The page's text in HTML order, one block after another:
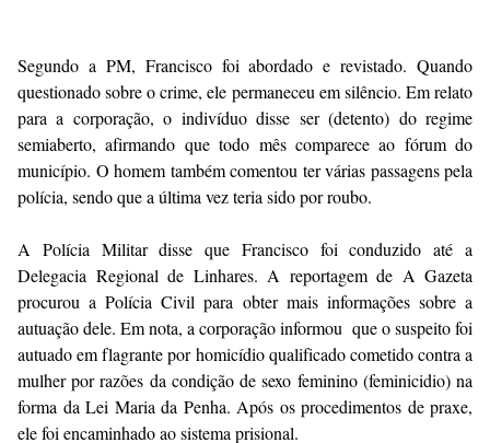
Segundo a PM, Francisco foi abordado e revistado. Quando
questionado sobre o crime, ele permaneceu em silêncio. Em relato
para a corporação, o indivíduo disse ser (detento) do regime
semiaberto, afirmando que todo mês comparece ao fórum do
município. O homem também comentou ter várias passagens pela
polícia, sendo que a última vez teria sido por roubo.
A Polícia Militar disse que Francisco foi conduzido até a
Delegacia Regional de Linhares. A reportagem de A Gazeta
procurou a Polícia Civil para obter mais informações sobre a
autuação dele. Em nota, a corporação informou que o suspeito foi
autuado em flagrante por homicídio qualificado cometido contra a
mulher por razões da condição de sexo feminino (feminicidio) na
forma da Lei Maria da Penha. Após os procedimentos de praxe,
ele foi encaminhado ao sistema prisional.